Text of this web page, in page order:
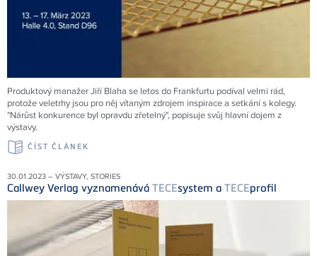
Produktový manažer Jiří Blaha se letos do Frankfurtu podíval velmi rád,
protože veletrhy jsou pro něj vítaným zdrojem inspirace a setkání s kolegy.
"Nárůst konkurence byl opravdu zřetelný", popisuje svůj hlavní dojem z
výstavy.
ČÍST ČLÁNEK
30.01.2023 – VÝSTAVY, STORIES
Callwey Verlag vyznamenává TECEsystem a TECEprofil